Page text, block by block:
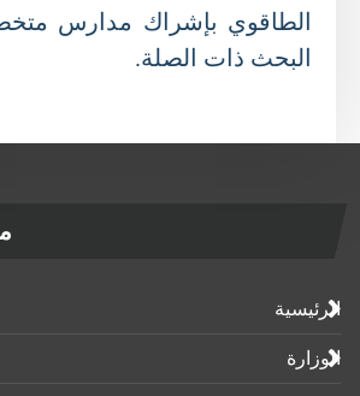
الطاقوي بإشراك مدارس
البحث ذات الصلة.
الرئيسية
الوزارة